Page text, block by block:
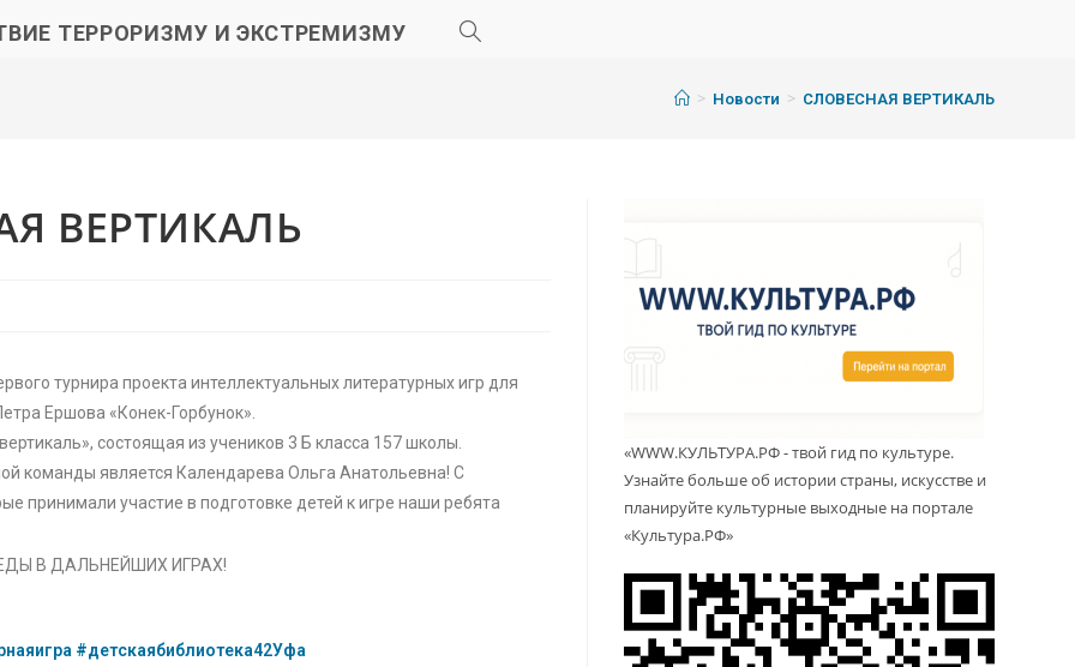
ТЕРРОРИЗМУ И ЭКСТРЕМИЗМУ
> Новости > СЛОВЕСНАЯ ВЕРТИКАЛЬ
ВЕРТИКАЛЬ
турнира проекта интеллектуальных литературных игр для
Ершова «Конек-Горбунок».
состоящая из учеников 3 Б класса 157 школы.
команды является Календарева Ольга Анатольевна! С
принимали участие в подготовке детей к игре наши ребята
В ДАЛЬНЕЙШИХ ИГРАХ!
#детскаябиблиотека42Уфа
«WWW.КУЛЬТУРА.РФ - твой гид по культуре.
Узнайте больше об истории страны, искусстве и
планируйте культурные выходные на портале
«Культура.РФ»